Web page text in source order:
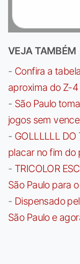
VEJA TAMBÉM
- Confira a
aproxima do Z-4
- São Paulo
jogos sem
- GOLLLLLL DO
placar no fim do
- TRICOLOR
São Paulo para
- Dispensado
São Paulo e